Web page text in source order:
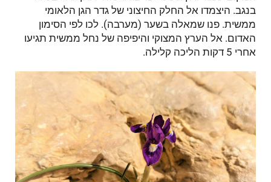
בנגב. היצמדו אל החלק החיצוני של גדר הגן הלאומי
ממשית. פנו שמאלה בשער (מערבה). לכו לפי הסימון
האדום. אל הערץ המצוקי והיפיפה של נחל ממשית תגיעו
אחרי 5 דקות הליכה קלילה.